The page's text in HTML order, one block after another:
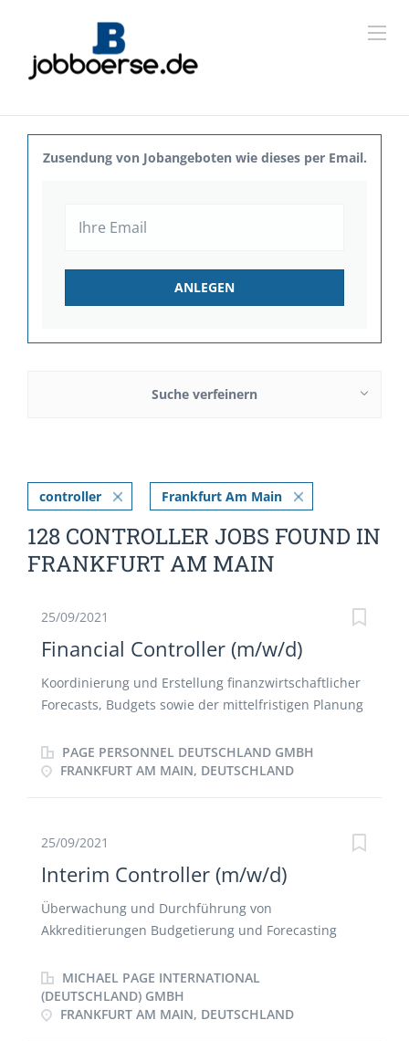
Zusendung von Jobangeboten wie dieses per Email.
Suche verfeinern
controller Frankfurt Am Main
128 CONTROLLER JOBS FOUND IN
FRANKFURT AM MAIN
25/09/2021
Financial Controller (m/w/d)
Koordinierung und Erstellung finanzwirtschaftlicher
Forecasts, Budgets sowie der mittelfristigen Planung
Monats-, Quartals- und Jahresabschlüsse
Optimierung der divisionalen Bilanz sowie des Cash
Controllings in der Division Schnittstelle zum
Accounting Erstellung allg. betriebswirtschaftlicher
Analysen
PAGE PERSONNEL DEUTSCHLAND GMBH
FRANKFURT AM MAIN, DEUTSCHLAND
25/09/2021
Interim Controller (m/w/d)
Überwachung und Durchführung von
Akkreditierungen Budgetierung und Forecasting
GuVMICHAEL PAGE INTERNATIONAL
(DEUTSCHLAND) GMBH
FRANKFURT AM MAIN, DEUTSCHLAND